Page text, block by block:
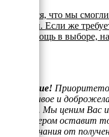
Надеемся, что мы
вопросы. Если же
или помощь в выборе,
Внимание!
отзывчивое и
клиенту. Мы ценим Вас
менеджером оставит
воспоминания от